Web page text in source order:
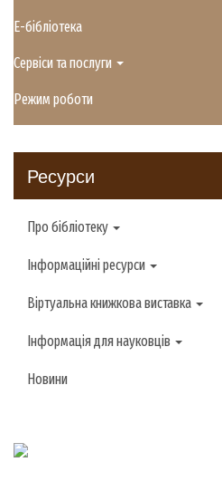
E-бібліотека
Сервіси та послуги
Режим роботи
Ресурси
Про бібліотеку
Інформаційні ресурси
Віртуальна книжкова виставка
Інформація для науковців
Новини